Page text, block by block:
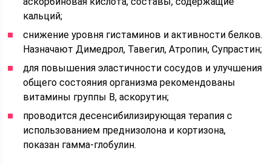
кальций;
снижение уровня гистаминов и активности белков.
Назначают Димедрол, Тавегил, Атропин, Супрастин;
для повышения эластичности сосудов и улучшения
общего состояния организма рекомендованы
витамины группы B, аскорутин;
проводится десенсибилизирующая терапия с
использованием преднизолона и кортизона,
показан гамма-глобулин.